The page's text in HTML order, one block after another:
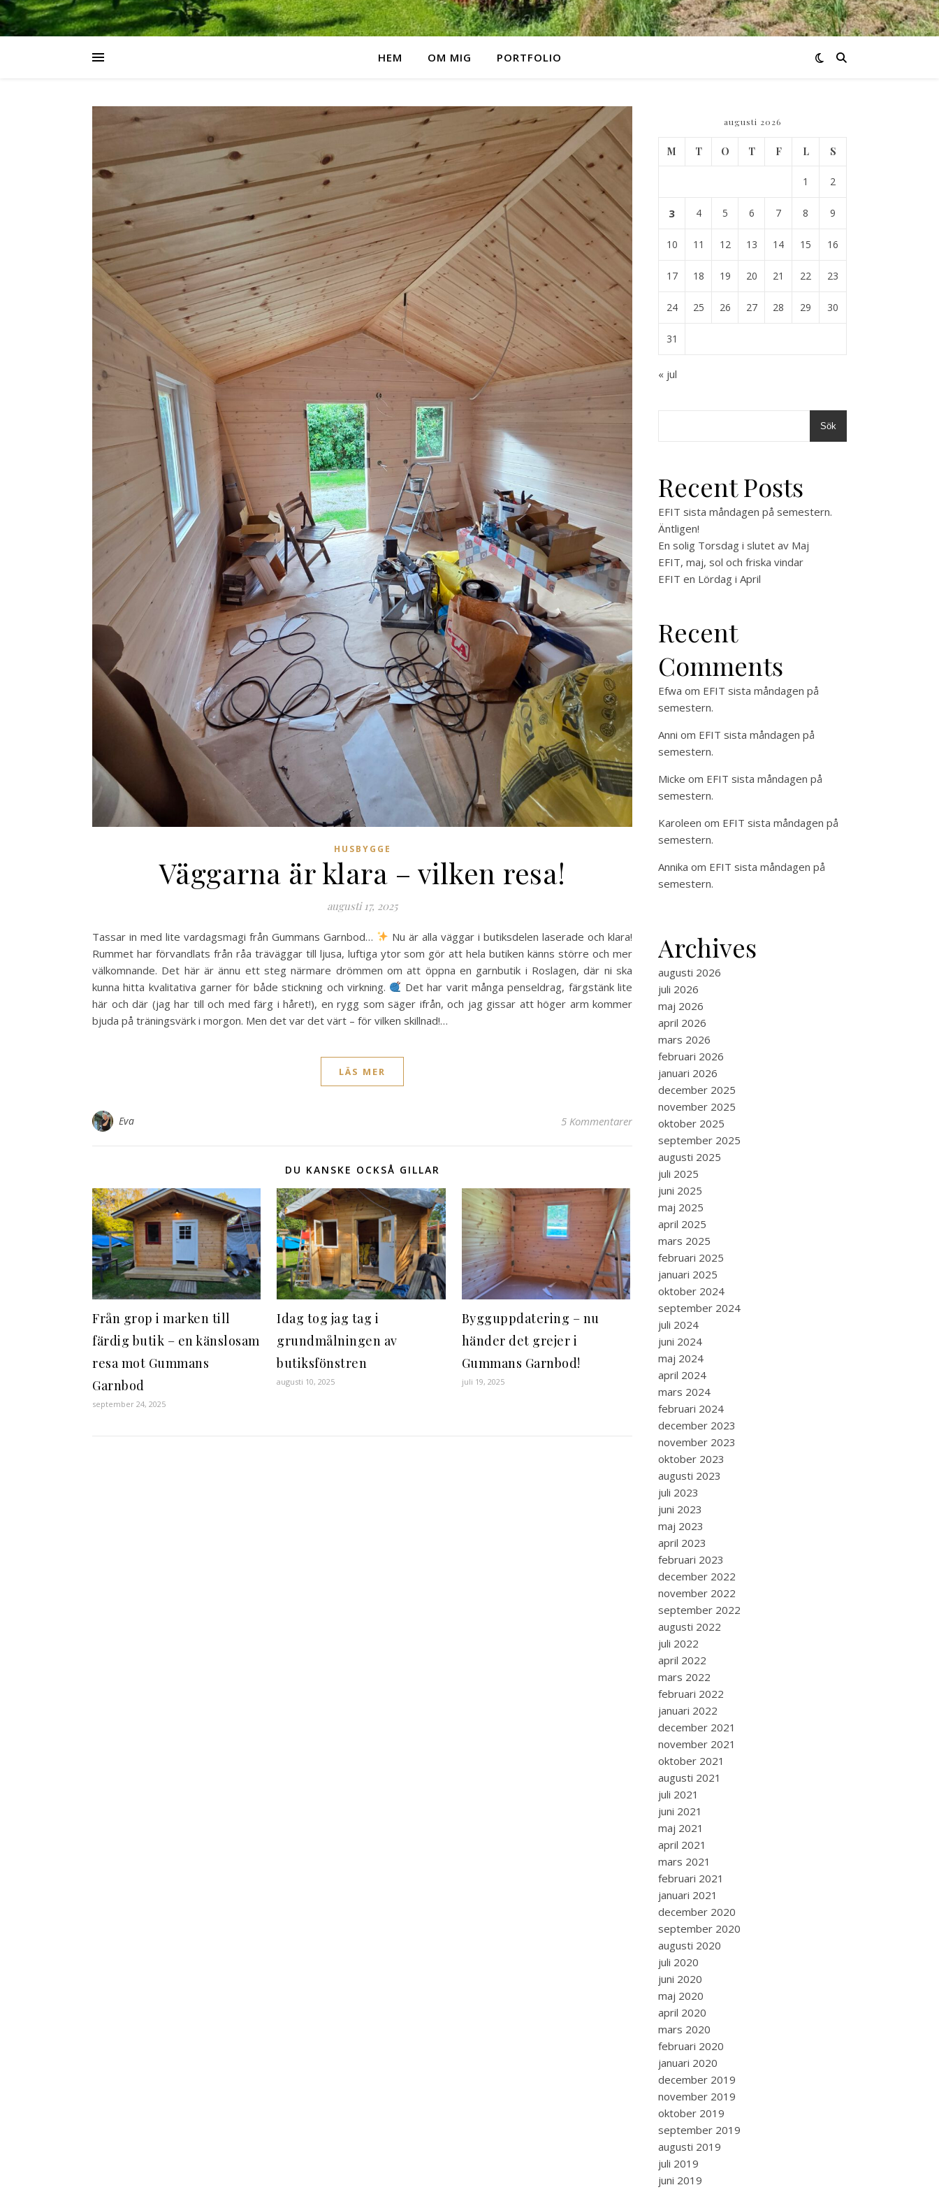
HEM OM MIG PORTFOLIO
HUSBYGGE
Väggarna är klara – vilken resa!
augusti 17, 2025
Tassar in med lite vardagsmagi från Gummans Garnbod…
Nu är alla väggar i butiksdelen laserade och klara!
Rummet har förvandlats från råa träväggar till ljusa, luftiga ytor som gör att hela butiken känns större och mer
välkomnande. Det här är ännu ett steg närmare drömmen om att öppna en garnbutik i Roslagen, där ni ska
kunna hitta kvalitativa garner för både stickning och virkning.
Det har varit många penseldrag, färgstänk lite
här och där (jag har till och med färg i håret!), en rygg som säger ifrån, och jag gissar att höger arm kommer
bjuda på träningsvärk i morgon. Men det var det värt – för vilken skillnad!…
LÄS MER
Eva 5 Kommentarer
DU KANSKE OCKSÅ GILLAR
Från grop i marken till
färdig butik – en känslosam
resa mot Gummans
Garnbod
september 24, 2025
Idag tog jag tag i
grundmålningen av
butiksfönstren
augusti 10, 2025
Bygguppdatering – nu
händer det grejer i
Gummans Garnbod!
juli 19, 2025
augusti 2026
M T O T F L S
1 2
3 4 5 6 7 8 9
10 11 12 13 14 15 16
17 18 19 20 21 22 23
24 25 26 27 28 29 30
31
« jul
Sök
Recent Posts
EFIT sista måndagen på semestern.
Äntligen!
En solig Torsdag i slutet av Maj
EFIT, maj, sol och friska vindar
EFIT en Lördag i April
Recent
Comments
Efwa om EFIT sista måndagen på
semestern.
Anni om EFIT sista måndagen på
semestern.
Micke om EFIT sista måndagen på
semestern.
Karoleen om EFIT sista måndagen på
semestern.
Annika om EFIT sista måndagen på
semestern.
Archives
augusti 2026
juli 2026
maj 2026
april 2026
mars 2026
februari 2026
januari 2026
december 2025
november 2025
oktober 2025
september 2025
augusti 2025
juli 2025
juni 2025
maj 2025
april 2025
mars 2025
februari 2025
januari 2025
oktober 2024
september 2024
juli 2024
juni 2024
maj 2024
april 2024
mars 2024
februari 2024
december 2023
november 2023
oktober 2023
augusti 2023
juli 2023
juni 2023
maj 2023
april 2023
februari 2023
december 2022
november 2022
september 2022
augusti 2022
juli 2022
april 2022
mars 2022
februari 2022
januari 2022
december 2021
november 2021
oktober 2021
augusti 2021
juli 2021
juni 2021
maj 2021
april 2021
mars 2021
februari 2021
januari 2021
december 2020
september 2020
augusti 2020
juli 2020
juni 2020
maj 2020
april 2020
mars 2020
februari 2020
januari 2020
december 2019
november 2019
oktober 2019
september 2019
augusti 2019
juli 2019
juni 2019